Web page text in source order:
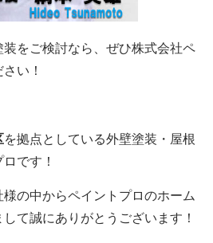
をご検討なら、ぜひ株式会社ペ
い！
を拠点としている外壁塗装・屋根
です！
の中からペイントプロのホーム
て誠にありがとうございます！